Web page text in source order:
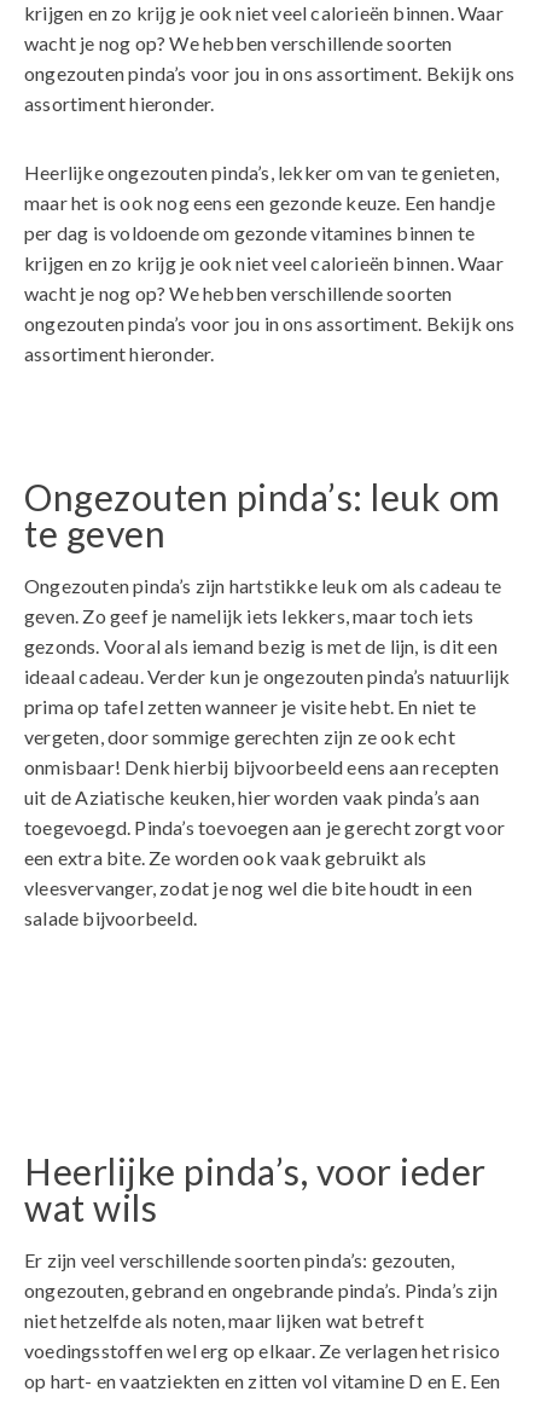
krijgen en zo krijg je ook niet veel calorieën binnen. Waar
wacht je nog op? We hebben verschillende soorten
ongezouten pinda’s voor jou in ons assortiment. Bekijk ons
assortiment hieronder.
Heerlijke ongezouten pinda’s, lekker om van te genieten,
maar het is ook nog eens een gezonde keuze. Een handje
per dag is voldoende om gezonde vitamines binnen te
krijgen en zo krijg je ook niet veel calorieën binnen. Waar
wacht je nog op? We hebben verschillende soorten
ongezouten pinda’s voor jou in ons assortiment. Bekijk ons
assortiment hieronder.
Ongezouten pinda’s: leuk om
te geven
Ongezouten pinda’s zijn hartstikke leuk om als cadeau te
geven. Zo geef je namelijk iets lekkers, maar toch iets
gezonds. Vooral als iemand bezig is met de lijn, is dit een
ideaal cadeau. Verder kun je ongezouten pinda’s natuurlijk
prima op tafel zetten wanneer je visite hebt. En niet te
vergeten, door sommige gerechten zijn ze ook echt
onmisbaar! Denk hierbij bijvoorbeeld eens aan recepten
uit de Aziatische keuken, hier worden vaak pinda’s aan
toegevoegd. Pinda’s toevoegen aan je gerecht zorgt voor
een extra bite. Ze worden ook vaak gebruikt als
vleesvervanger, zodat je nog wel die bite houdt in een
salade bijvoorbeeld.
Heerlijke pinda’s, voor ieder
wat wils
Er zijn veel verschillende soorten pinda’s: gezouten,
ongezouten, gebrand en ongebrande pinda’s. Pinda’s zijn
niet hetzelfde als noten, maar lijken wat betreft
voedingsstoffen wel erg op elkaar. Ze verlagen het risico
op hart- en vaatziekten en zitten vol vitamine D en E. Een